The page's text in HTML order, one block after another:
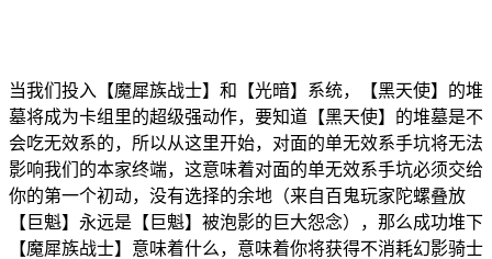
当我们投入【魔犀族战士】和【光暗】系统，【黑天使】的堆
墓将成为卡组里的超级强动作，要知道【黑天使】的堆墓是不
会吃无效系的，所以从这里开始，对面的单无效系手坑将无法
影响我们的本家终端，这意味着对面的单无效系手坑必须交给
你的第一个初动，没有选择的余地（来自百鬼玩家陀螺叠放
【巨魁】永远是【巨魁】被泡影的巨大怨念），那么成功堆下
【魔犀族战士】意味着什么，意味着你将获得不消耗幻影骑士